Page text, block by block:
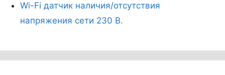
Wi-Fi датчик наличия/отсутствия
напряжения сети 230 В.